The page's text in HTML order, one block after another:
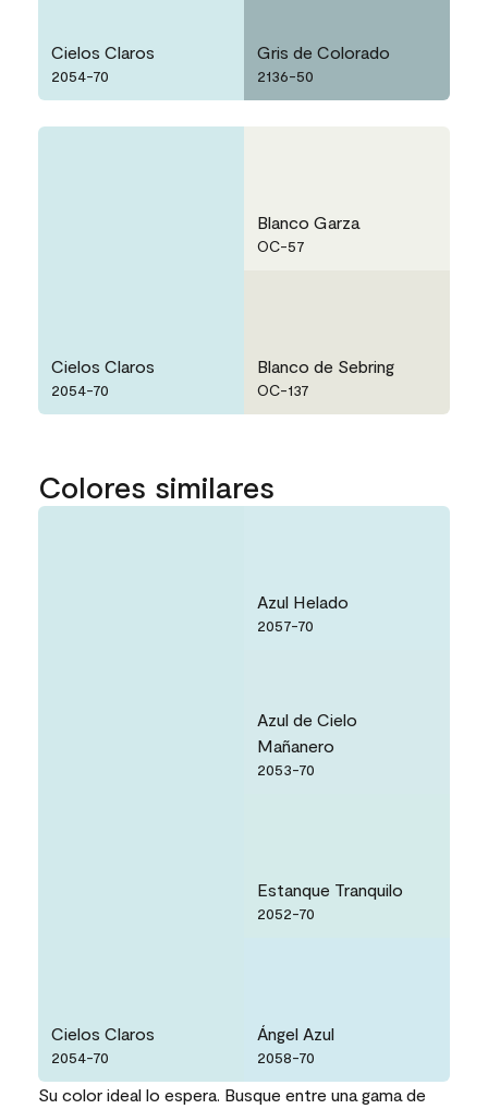
Cielos Claros
2054-70
Gris de Colorado
2136-50
Cielos Claros
2054-70
Blanco Garza
OC-57
Blanco de Sebring
OC-137
Colores similares
Cielos Claros
2054-70
Azul Helado
2057-70
Azul de Cielo
Mañanero
2053-70
Estanque Tranquilo
2052-70
Ángel Azul
2058-70
Su color ideal lo espera. Busque entre una gama de